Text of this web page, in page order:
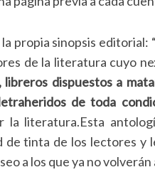
propia sinopsis
de la literatura cuyo
dispuestos a
de toda
la literatura.Esta
de tinta de los lectores y
a los que ya no volverán